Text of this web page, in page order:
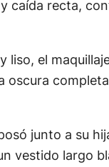
caída recta,
liso, el
oscura
junto a su
vestido largo